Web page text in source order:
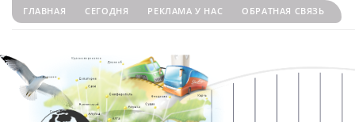
ГЛАВНАЯ СЕГОДНЯ РЕКЛАМА У НАС ОБРАТНАЯ СВЯЗЬ